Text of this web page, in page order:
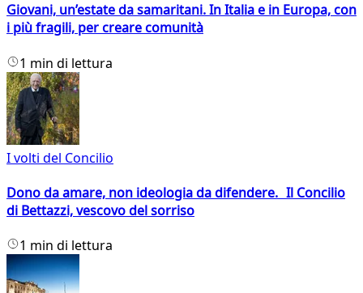
Giovani, un’estate da samaritani. In Italia e in Europa, con
i più fragili, per creare comunità
1 min di lettura
I volti del Concilio
Dono da amare, non ideologia da difendere. Il Concilio
di Bettazzi, vescovo del sorriso
1 min di lettura